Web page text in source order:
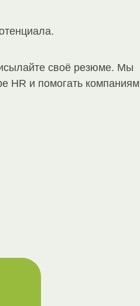
своё резюме. Мы
HR и помогать компаниям